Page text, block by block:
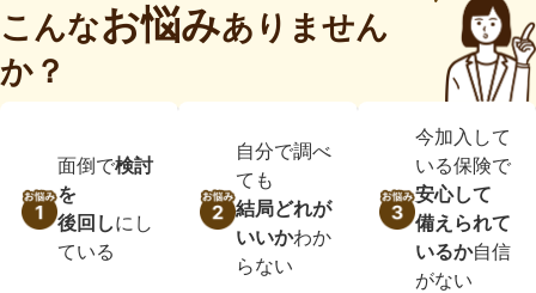
こんなお悩みありません
か？
面倒で検討
を
後回しにし
ている
自分で調べ
ても
結局どれが
いいかわか
らない
今加入して
いる保険で
安心して
備えられて
いるか自信
がない